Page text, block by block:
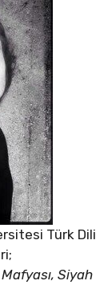
Türk Dili
Siyah